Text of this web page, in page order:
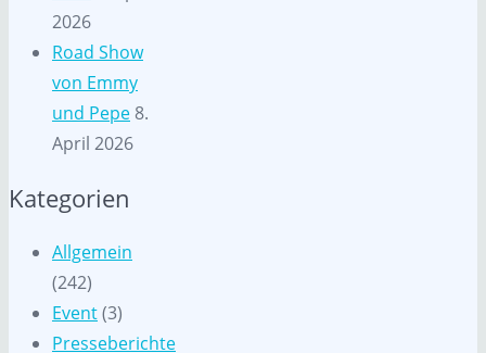
2026
Road Show
von Emmy
und Pepe 8.
April 2026
Kategorien
Allgemein
(242)
Event(3)
Presseberichte